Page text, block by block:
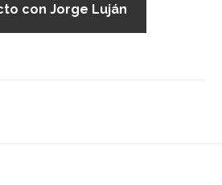
con Jorge Luján